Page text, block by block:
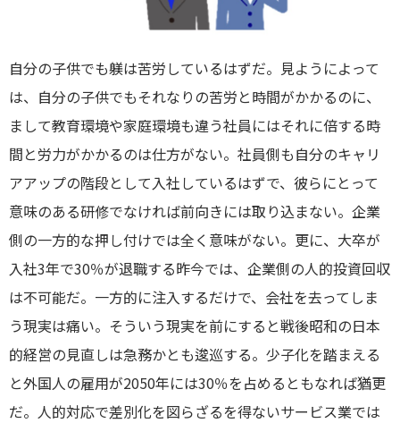
自分の子供でも躾は苦労しているはずだ。見ようによって
は、自分の子供でもそれなりの苦労と時間がかかるのに、
まして教育環境や家庭環境も違う社員にはそれに倍する時
間と労力がかかるのは仕方がない。社員側も自分のキャリ
アアップの階段として入社しているはずで、彼らにとって
意味のある研修でなければ前向きには取り込まない。企業
側の一方的な押し付けでは全く意味がない。更に、大卒が
入社3年で30％が退職する昨今では、企業側の人的投資回収
は不可能だ。一方的に注入するだけで、会社を去ってしま
う現実は痛い。そういう現実を前にすると戦後昭和の日本
的経営の見直しは急務かとも逡巡する。少子化を踏まえる
と外国人の雇用が2050年には30％を占めるともなれば猶更
だ。人的対応で差別化を図らざるを得ないサービス業では